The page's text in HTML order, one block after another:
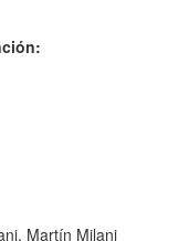
Martín Milani